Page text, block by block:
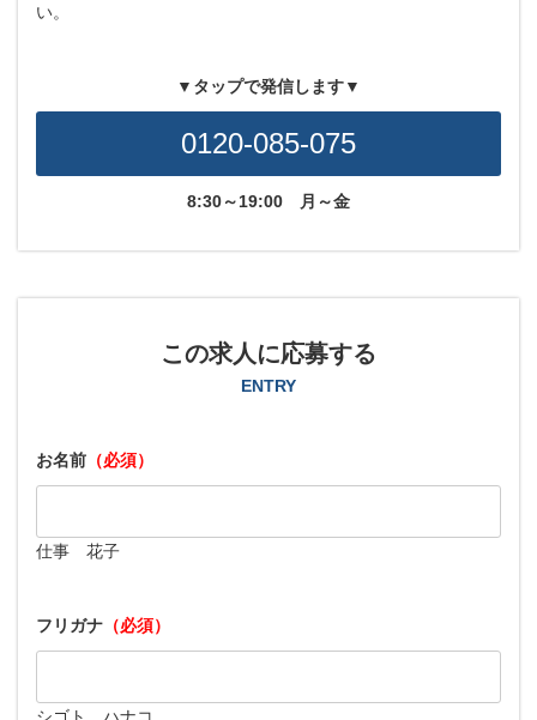
い。
▼タップで発信します▼
0120-085-075
8:30～19:00 月～金
この求人に応募する
ENTRY
お名前 （必須）
仕事 花子
フリガナ （必須）
シゴト ハナコ